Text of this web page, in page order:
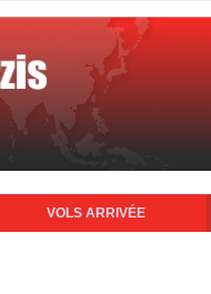
VOLS ARRIVÉE